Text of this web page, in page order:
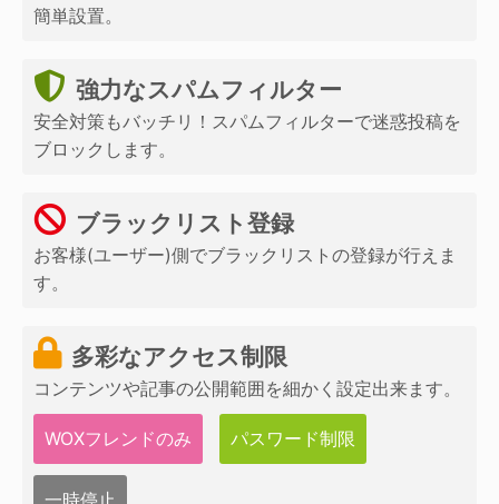
簡単設置。
強力なスパムフィルター
安全対策もバッチリ！スパムフィルターで迷惑投稿を
ブロックします。
ブラックリスト登録
お客様(ユーザー)側でブラックリストの登録が行えま
す。
多彩なアクセス制限
コンテンツや記事の公開範囲を細かく設定出来ます。
WOXフレンドのみ パスワード制限
一時停止